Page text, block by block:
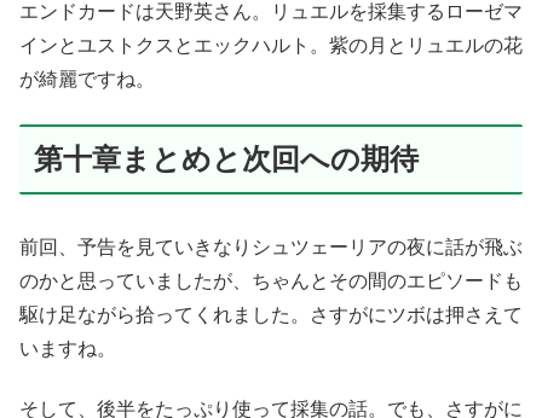
エンドカードは天野英さん。リュエルを採集するローゼマ
インとユストクスとエックハルト。紫の月とリュエルの花
が綺麗ですね。
第十章まとめと次回への期待
前回、予告を見ていきなりシュツェーリアの夜に話が飛ぶ
のかと思っていましたが、ちゃんとその間のエピソードも
駆け足ながら拾ってくれました。さすがにツボは押さえて
いますね。
そして、後半をたっぷり使って採集の話。でも、さすがに